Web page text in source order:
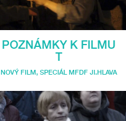
POZNÁMKY K FILMU
T
NOVÝ FILM SPECIÁL MFDF JI.HLAVA